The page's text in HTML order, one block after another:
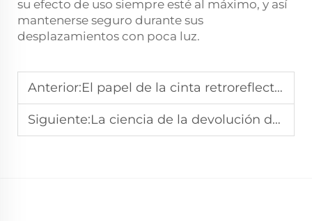
su efecto de uso siempre esté al máximo, y así
mantenerse seguro durante sus
desplazamientos con poca luz.
Anterior:El papel de la cinta retroreflectante en el aumento de la seguridad en la navegación marítima
Siguiente:La ciencia de la devolución de la luz: cómo funciona la cinta retrorreflectante